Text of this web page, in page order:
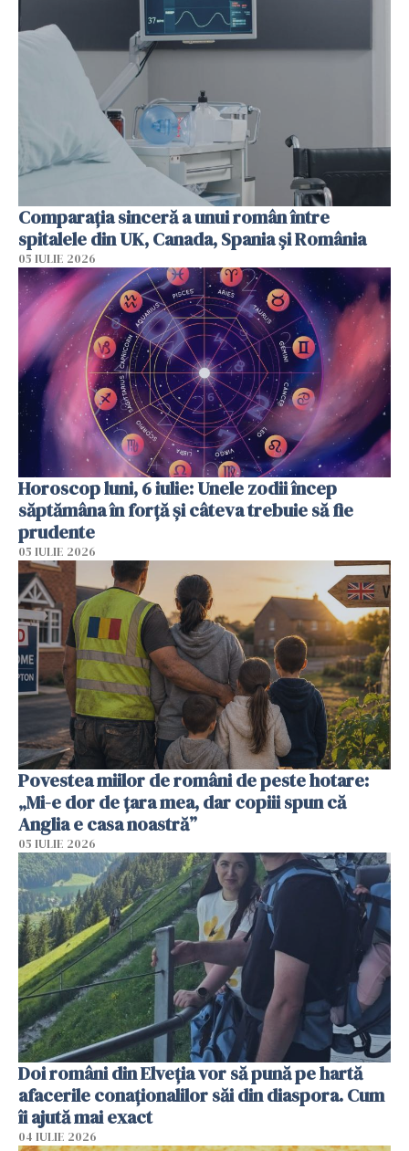
Comparația sinceră a unui român între
spitalele din UK, Canada, Spania și România
05 IULIE 2026
Horoscop luni, 6 iulie: Unele zodii încep
săptămâna în forță și câteva trebuie să fie
prudente
05 IULIE 2026
Povestea miilor de români de peste hotare:
„Mi-e dor de țara mea, dar copiii spun că
Anglia e casa noastră”
05 IULIE 2026
Doi români din Elveția vor să pună pe hartă
afacerile conaționalilor săi din diaspora. Cum
îi ajută mai exact
04 IULIE 2026